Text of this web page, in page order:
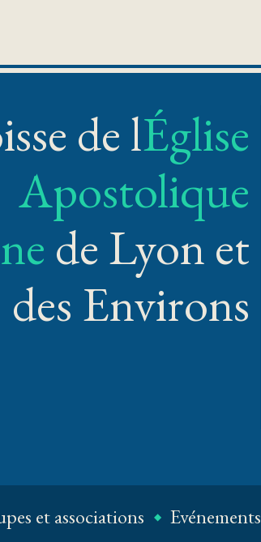
de lÉglise
Apostolique
de Lyon et
des Environs
et associations Evénements